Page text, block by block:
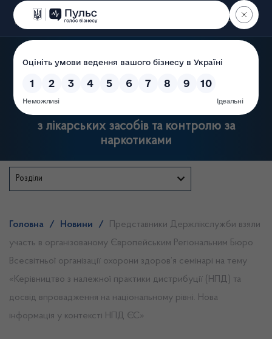
Пошук
Державна служба України
з лікарських засобів та контролю за
наркотиками
Розділи
Головна / Новини /
Представники Держлікслужби взяли
участь в організованому Європейським Регіональним Бюро
Всесвітньої організації охорони здоров’я семінарі на тему
«Керівництво з належної практики дистрибуції (НПД) та
досвід впровадження на національному рівні. Нова
інформація у контексті НПД ЄС»